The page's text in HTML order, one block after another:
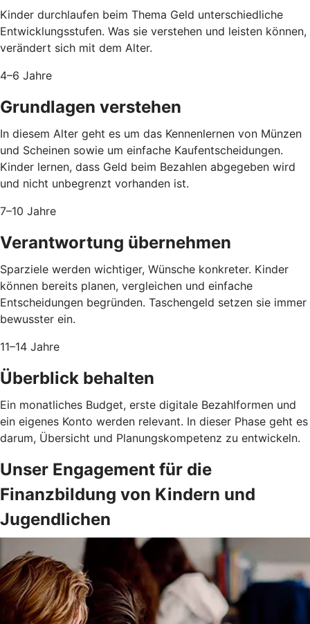
Kinder durchlaufen beim Thema Geld unterschiedliche
Entwicklungsstufen. Was sie verstehen und leisten können,
verändert sich mit dem Alter.
4–6 Jahre
Grundlagen verstehen
In diesem Alter geht es um das Kennenlernen von Münzen
und Scheinen sowie um einfache Kaufentscheidungen.
Kinder lernen, dass Geld beim Bezahlen abgegeben wird
und nicht unbegrenzt vorhanden ist.
7–10 Jahre
Verantwortung übernehmen
Sparziele werden wichtiger, Wünsche konkreter. Kinder
können bereits planen, vergleichen und einfache
Entscheidungen begründen. Taschengeld setzen sie immer
bewusster ein.
11–14 Jahre
Überblick behalten
Ein monatliches Budget, erste digitale Bezahlformen und
ein eigenes Konto werden relevant. In dieser Phase geht es
darum, Übersicht und Planungskompetenz zu entwickeln.
Unser Engagement für die
Finanzbildung von Kindern und
Jugendlichen